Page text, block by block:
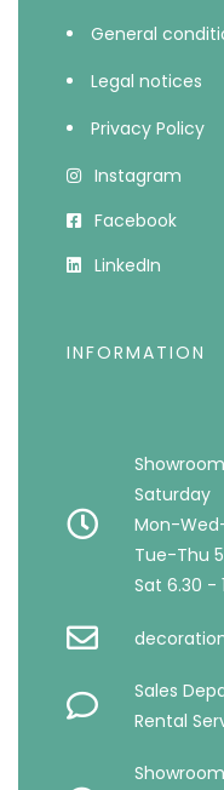
General
Legal notices
Privacy Policy
Instagram
Facebook
LinkedIn
INFORMATION
Saturday
Mon-
Tue-Thu
Sat 6.30 -
Sales
Rental